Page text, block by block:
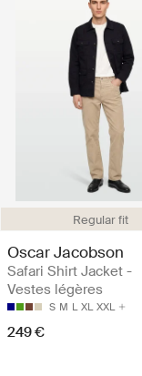
Regular fit
Oscar Jacobson
Safari Shirt Jacket -
Vestes légères
S M L XL XXL
249 €